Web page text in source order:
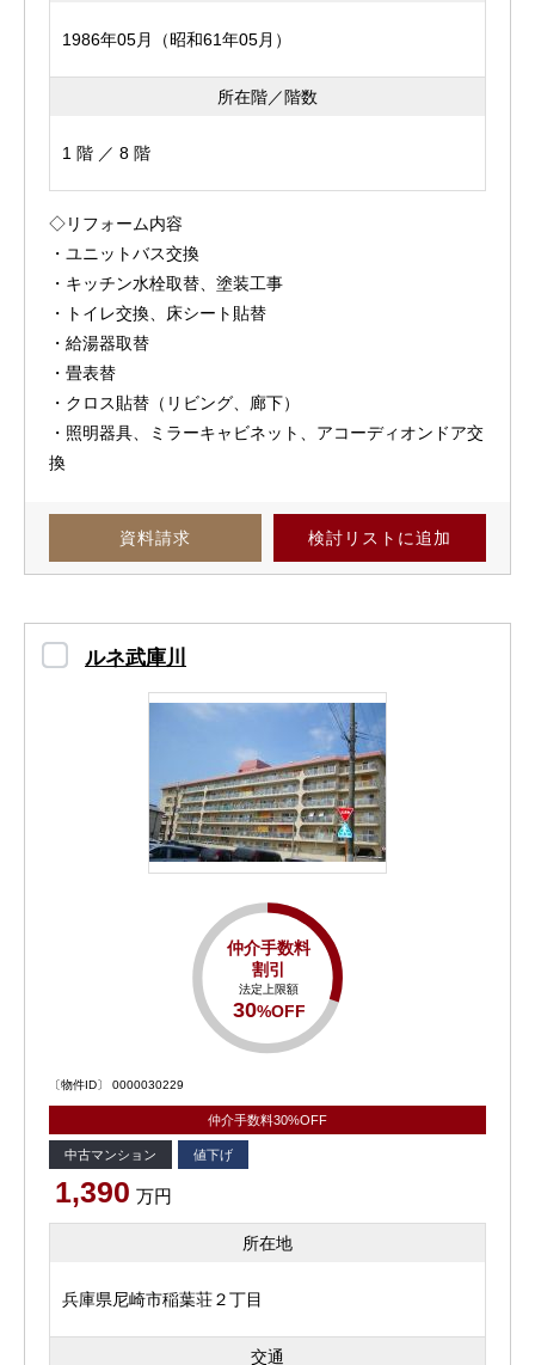
1986年05月（昭和61年05月）
所在階／階数
1 階 ／ 8 階
資料請求 検討リスト に追加
◇リフォーム内容
・ユニットバス交換
・キッチン水栓取替、塗装工事
・トイレ交換、床シート貼替
・給湯器取替
・畳表替
・クロス貼替（リビング、廊下）
・照明器具、ミラーキャビネット、アコーディオンドア交
換
ルネ武庫川
仲介手数料
割引
法定上限額
30%OFF
〔物件ID〕 0000030229
仲介手数料30%OFF
中古マンション 値下げ
1,390 万円
所在地
兵庫県尼崎市稲葉荘２丁目
交通